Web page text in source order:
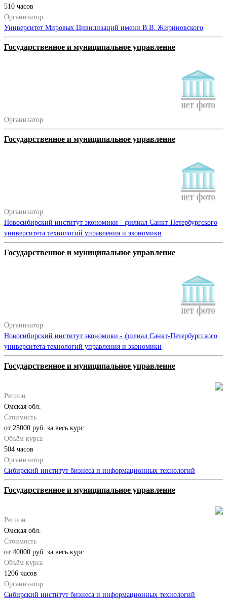
510 часов
Организатор
Университет Мировых Цивилизаций имени В.В. Жириновского
Государственное и муниципальное управление
Организатор
Государственное и муниципальное управление
Организатор
Новосибирский институт экономики - филиал Санкт-Петербургского
университета технологий управления и экономики
Государственное и муниципальное управление
Организатор
Новосибирский институт экономики - филиал Санкт-Петербургского
университета технологий управления и экономики
Государственное и муниципальное управление
Регион
Омская обл.
Стоимость
от 25000 руб. за весь курс
Объём курса
504 часов
Организатор
Сибирский институт бизнеса и информационных технологий
Государственное и муниципальное управление
Регион
Омская обл.
Стоимость
от 40000 руб. за весь курс
Объём курса
1206 часов
Организатор
Сибирский институт бизнеса и информационных технологий